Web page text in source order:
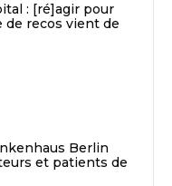
: [ré]agir pour
de recos vient de
Berlin
et patients de